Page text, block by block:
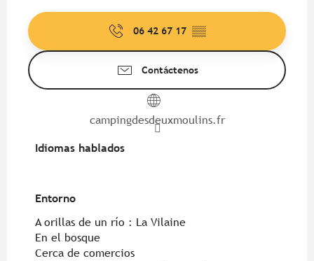
06 42 67 17 ▒▒
Contáctenos
campingdesdeuxmoulins.fr
Idiomas hablados
Idiomas hablados
Entorno
Entorno
A orillas de un río : La Vilaine
En el bosque
Cerca de comercios